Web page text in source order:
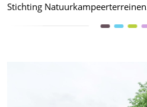
Stichting